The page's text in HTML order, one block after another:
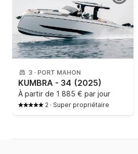
3 · PORT MAHON
KUMBRA - 34 (2025)
À partir de 1 885 € par jour
2 · Super propriétaire